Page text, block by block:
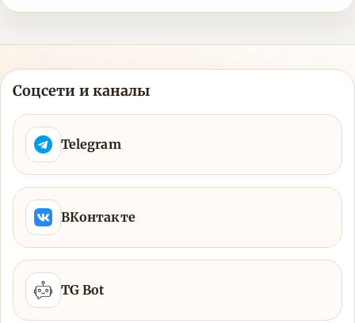
Соцсети и каналы
Telegram
ВКонтакте
TG Bot